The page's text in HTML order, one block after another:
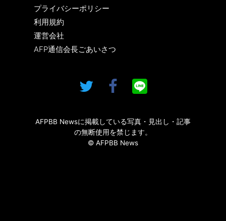
プライバシーポリシー
利用規約
運営会社
AFP通信会長ごあいさつ
AFPBB Newsに掲載している写真・見出し・記事
の無断使用を禁じます。
© AFPBB News